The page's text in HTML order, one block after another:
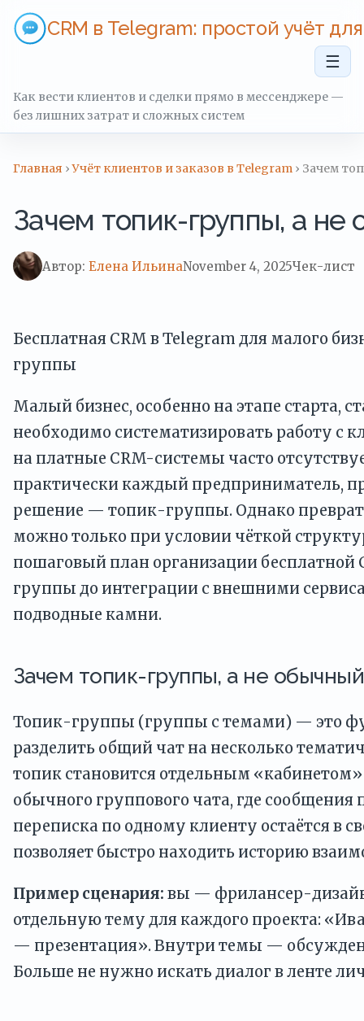
CRM в Telegram: простой учёт
☰
Как вести клиентов и сделки прямо в мессенджере —
без лишних затрат и сложных систем
Главная ›Учёт клиентов и заказов в Telegram › Зачем
Зачем топик-группы, а не
Автор: Елена ИльинаNovember 4, 2025Чек-лист
Бесплатная CRM в Telegram для малого
группы
Малый бизнес, особенно на этапе старта,
необходимо систематизировать работу с
на платные CRM-системы часто
практически каждый предприниматель,
решение — топик-группы. Однако
можно только при условии чёткой
пошаговый план организации бесплатной
группы до интеграции с внешними
подводные камни.
Зачем топик-группы, а не обычный
Топик-группы (группы с темами) — это
разделить общий чат на несколько
топик становится отдельным
обычного группового чата, где
переписка по одному клиенту остаётся в
позволяет быстро находить историю
Пример сценария: вы — фрилансер-
отдельную тему для каждого проекта:
— презентация». Внутри темы —
Больше не нужно искать диалог в ленте